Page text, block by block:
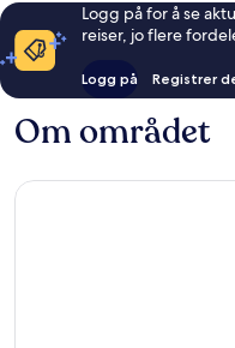
Logg på for å se
reiser, jo flere
Logg på Registrer
Om området